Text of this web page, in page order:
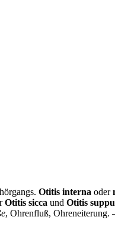
Otitis interna oder
Otitis sicca und Otitis
, Ohrenfluß,